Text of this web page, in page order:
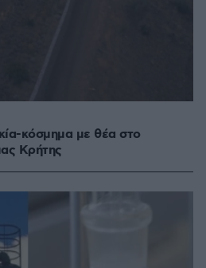
κόσμημα με θέα στο
Κρήτης